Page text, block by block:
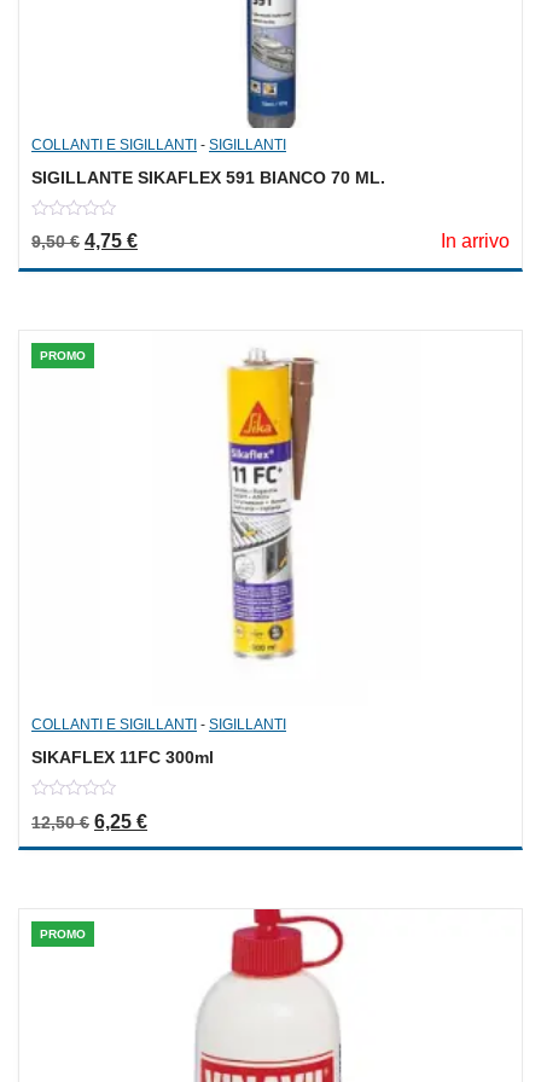
COLLANTI E SIGILLANTI - SIGILLANTI
SIGILLANTE SIKAFLEX 591 BIANCO 70 ML.
out
9,50€ Il prezzo originale era: 9,50 €.
4,75 €Il prezzo attuale è: 4,75 €. In arrivo
PROMO
COLLANTI E SIGILLANTI - SIGILLANTI
SIKAFLEX 11FC 300ml
out
12,50€ Il prezzo originale era: 12,50 €.
6,25 €Il prezzo attuale è: 6,25 €.
PROMO